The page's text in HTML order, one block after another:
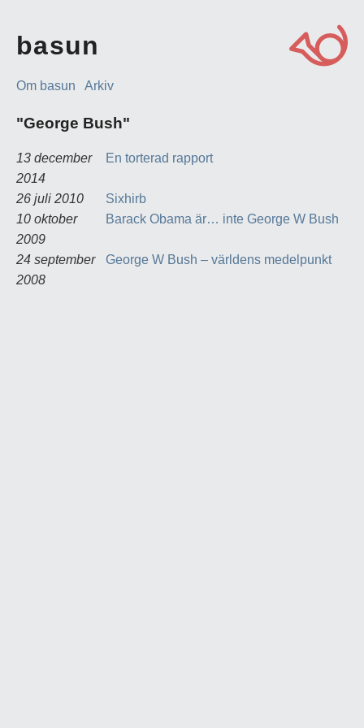
basun
Om basun Arkiv
"George Bush"
13 december
2014
En torterad rapport
26 juli 2010
Sixhirb
10 oktober
2009
Barack Obama är… inte George W Bush
24 september
2008
George W Bush – världens medelpunkt